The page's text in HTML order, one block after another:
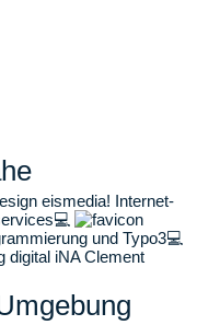
eismedia! Internet-
💻
und Typo3💻
digital iNA Clement